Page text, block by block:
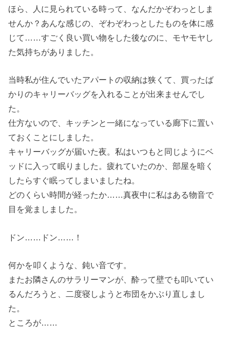
ほら、人に見られている時って、なんだかぞわっとしま
せんか？あんな感じの、ぞわぞわっとしたものを体に感
じて……すごく良い買い物をした後なのに、モヤモヤし
た気持ちがありました。
当時私が住んでいたアパートの収納は狭くて、買ったば
かりのキャリーバッグを入れることが出来ませんでし
た。
仕方ないので、キッチンと一緒になっている廊下に置い
ておくことにしました。
キャリーバッグが届いた夜。私はいつもと同じようにベ
ッドに入って眠りました。疲れていたのか、部屋を暗く
したらすぐ眠ってしまいましたね。
どのくらい時間が経ったか……真夜中に私はある物音で
目を覚ましました。
ドン……ドン……！
何かを叩くような、鈍い音です。
またお隣さんのサラリーマンが、酔って壁でも叩いてい
るんだろうと、二度寝しようと布団をかぶり直しまし
た。
ところが……